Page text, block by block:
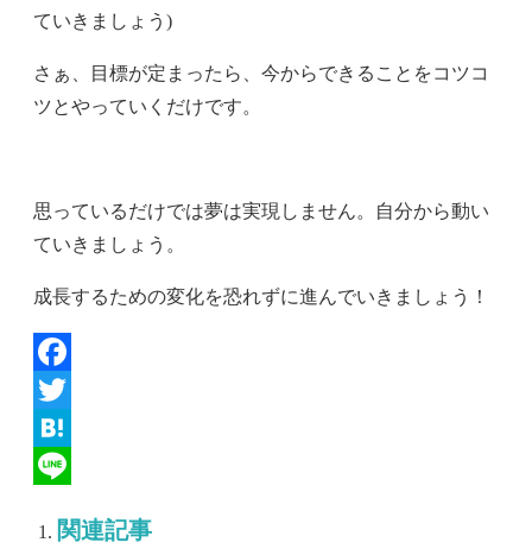
ていきましょう)
さぁ、目標が定まったら、今からできることをコツコ
ツとやっていくだけです。
思っているだけでは夢は実現しません。自分から動い
ていきましょう。
成長するための変化を恐れずに進んでいきましょう！
Facebook
Twitter
Hatena
関連記事